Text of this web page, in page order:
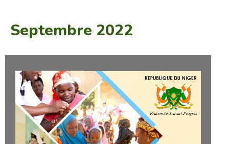
Septembre 2022